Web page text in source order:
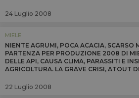
24 Luglio 2008
MIELE
NIENTE AGRUMI, POCA ACACIA, SCARSO
PARTENZA PER PRODUZIONE 2008 DI
DELLE API, CAUSA CLIMA, PARASSITI E
AGRICOLTURA. LA GRAVE CRISI, ATOUT
22 Luglio 2008